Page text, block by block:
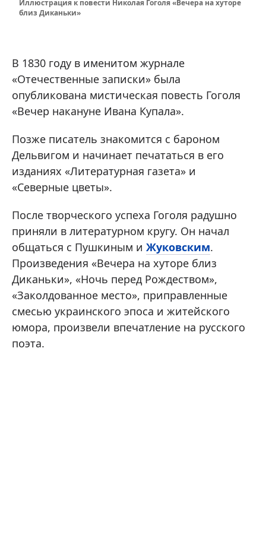
Иллюстрация к повести Николая Гоголя «Вечера на хуторе
близ Диканьки»
В 1830 году в именитом журнале
«Отечественные записки» была
опубликована мистическая повесть Гоголя
«Вечер накануне Ивана Купала».
Позже писатель знакомится с бароном
Дельвигом и начинает печататься в его
изданиях «Литературная газета» и
«Северные цветы».
После творческого успеха Гоголя радушно
приняли в литературном кругу. Он начал
общаться с Пушкиным и Жуковским.
Произведения «Вечера на хуторе близ
Диканьки», «Ночь перед Рождеством»,
«Заколдованное место», приправленные
смесью украинского эпоса и житейского
юмора, произвели впечатление на русского
поэта.